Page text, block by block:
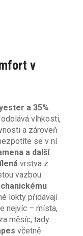
v
a 35%
vlhkosti,
a zároveň
se v ní
a další
vrstva z
vazbou
lokty přidávají
nejvíc – místa,
měsíc, tady
včetně